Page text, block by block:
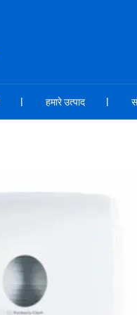
हमारे उत्पाद